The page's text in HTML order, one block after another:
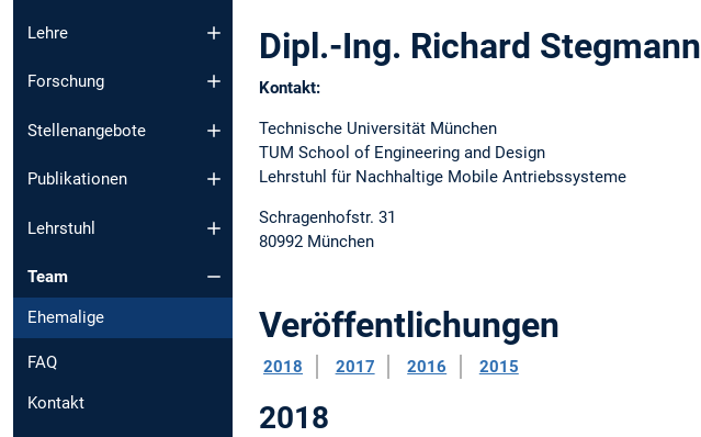
Lehre
Forschung
Stellenangebote
Publikationen
Lehrstuhl
Team
Ehemalige
FAQ
Kontakt
Dipl.-Ing. Richard Stegmann
Kontakt:
Technische Universität München
TUM School of Engineering and Design
Lehrstuhl für Nachhaltige Mobile Antriebssysteme
Schragenhofstr. 31
80992 München
Veröffentlichungen
2018 2017 2016 2015
2018